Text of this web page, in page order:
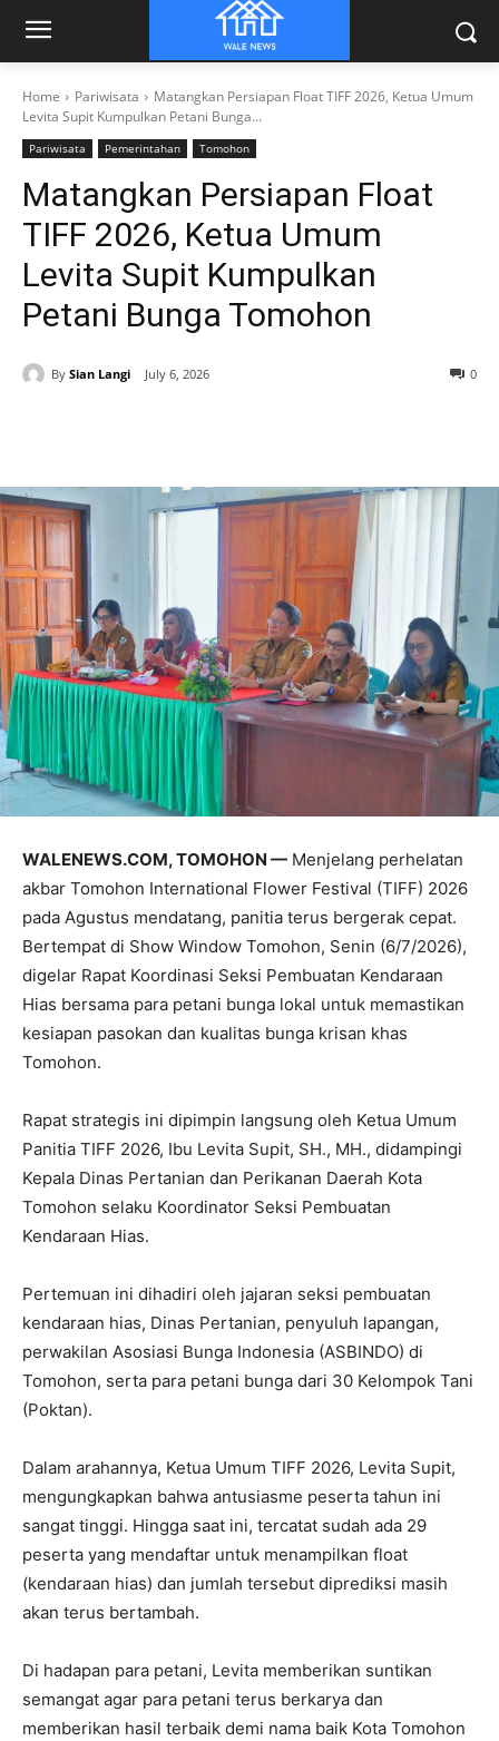
Home Pariwisata
Matangkan Persiapan Float TIFF 2026, Ketua Umum
Levita Supit Kumpulkan Petani Bunga...
Pariwisata Pemerintahan Tomohon
Matangkan Persiapan Float
TIFF 2026, Ketua Umum
Levita Supit Kumpulkan
Petani Bunga Tomohon
By Sian Langi July 6, 2026 0
WALENEWS.COM, TOMOHON — Menjelang perhelatan
akbar Tomohon International Flower Festival (TIFF) 2026
pada Agustus mendatang, panitia terus bergerak cepat.
Bertempat di Show Window Tomohon, Senin (6/7/2026),
digelar Rapat Koordinasi Seksi Pembuatan Kendaraan
Hias bersama para petani bunga lokal untuk memastikan
kesiapan pasokan dan kualitas bunga krisan khas
Tomohon.
Rapat strategis ini dipimpin langsung oleh Ketua Umum
Panitia TIFF 2026, Ibu Levita Supit, SH., MH., didampingi
Kepala Dinas Pertanian dan Perikanan Daerah Kota
Tomohon selaku Koordinator Seksi Pembuatan
Kendaraan Hias.
Pertemuan ini dihadiri oleh jajaran seksi pembuatan
kendaraan hias, Dinas Pertanian, penyuluh lapangan,
perwakilan Asosiasi Bunga Indonesia (ASBINDO) di
Tomohon, serta para petani bunga dari 30 Kelompok Tani
(Poktan).
Dalam arahannya, Ketua Umum TIFF 2026, Levita Supit,
mengungkapkan bahwa antusiasme peserta tahun ini
sangat tinggi. Hingga saat ini, tercatat sudah ada 29
peserta yang mendaftar untuk menampilkan float
(kendaraan hias) dan jumlah tersebut diprediksi masih
akan terus bertambah.
Di hadapan para petani, Levita memberikan suntikan
semangat agar para petani terus berkarya dan
memberikan hasil terbaik demi nama baik Kota Tomohon